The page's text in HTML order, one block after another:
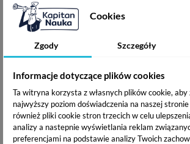
ISBN:978-83-6605-343-4
Zawartość: książka, nagrania MP3 do
Ilustrator: Katarzyna Kołodziej
Producent:EDGARD PUBLISHING sp. z
11/6, 02-511 Warszawa. Tel. +48 22 853-
sklep@edgard.com.pl
Cookies
Zgody Szczegóły
Informacje dotyczące plików cookies
Ta witryna korzysta z własnych plików cookie, aby
najwyższy poziom doświadczenia na naszej
również pliki cookie stron trzecich w celu
analizy a nastepnie wyświetlania reklam
preferencjami na podstawie analizy Twoich